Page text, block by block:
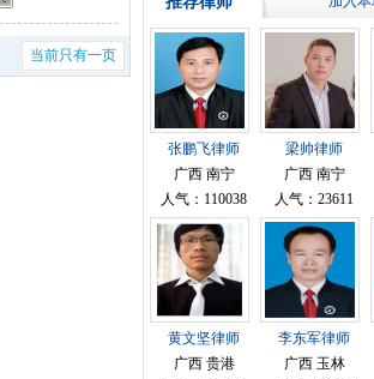
当前只有一页
张鹏飞律师
广西 南宁
人气：110038
梁帅律师
广西 南宁
人气：23611
黄文坚律师
广西 贵港
李东军律师
广西 玉林